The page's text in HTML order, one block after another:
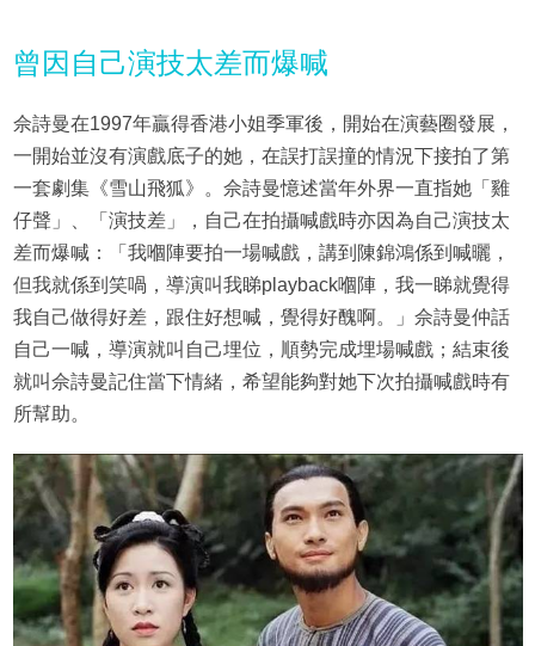
曾因自己演技太差而爆喊
佘詩曼在1997年贏得香港小姐季軍後，開始在演藝圈發展，
一開始並沒有演戲底子的她，在誤打誤撞的情況下接拍了第
一套劇集《雪山飛狐》。佘詩曼憶述當年外界一直指她「雞
仔聲」、「演技差」，自己在拍攝喊戲時亦因為自己演技太
差而爆喊：「我嗰陣要拍一場喊戲，講到陳錦鴻係到喊曬，
但我就係到笑喎，導演叫我睇playback嗰陣，我一睇就覺得
我自己做得好差，跟住好想喊，覺得好醜啊。」佘詩曼仲話
自己一喊，導演就叫自己埋位，順勢完成埋場喊戲；結束後
就叫佘詩曼記住當下情緒，希望能夠對她下次拍攝喊戲時有
所幫助。